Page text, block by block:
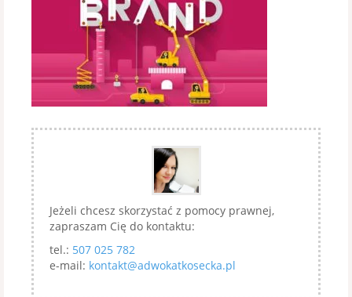
Jeżeli chcesz skorzystać z pomocy prawnej,
zapraszam Cię do kontaktu:
tel.: 507 025 782
e-mail: kontakt@adwokatkosecka.pl